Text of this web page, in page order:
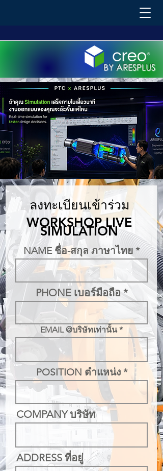
BY ARESPLUS
ลงทะเบียนเข้าร่วม
WORKSHOP LIVE
SIMULATION
NAME ชื่อ-สกุล ภาษาไทย
PHONE เบอร์มือถือ
EMAIL @บริษัทเท่านั้น
POSITION ตำแหน่ง
COMPANY บริษัท
ADDRESS ที่อยู่